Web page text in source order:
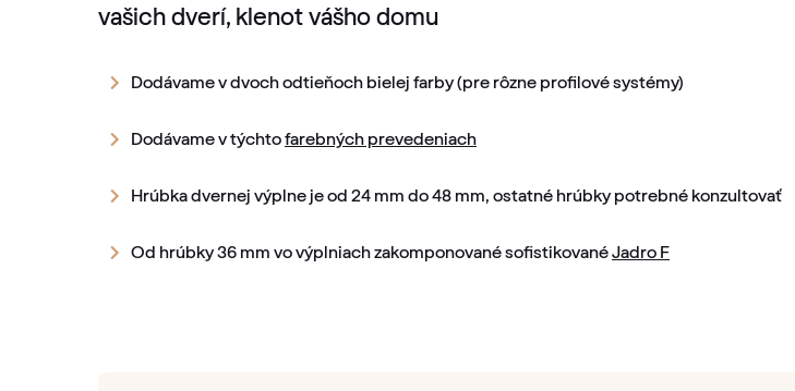
vašich dverí, klenot vášho domu
Dodávame v dvoch odtieňoch bielej farby (pre rôzne profilové systémy)
Dodávame v týchtofarebných prevedeniach
Hrúbka dvernej výplne je od 24 mm do 48 mm, ostatné hrúbky potrebné konzultovať
Od hrúbky 36 mm vo výplniach zakomponované sofistikovanéJadro F